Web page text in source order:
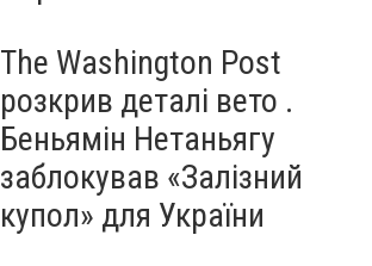
The Washington Post
розкрив деталі вето .
Беньямін Нетаньягу
заблокував «Залізний
купол» для України